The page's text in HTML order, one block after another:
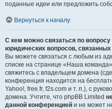
поданные идеи или предложить
Вернуться к началу
С кем можно связаться по вопросу
юридических вопросов,
Вы можете связаться с любым из
списке на странице «Наша
свяжитесь с владельцем домена
конференция находится на
Yahoo!, free.fr, f2s.com и т. п.), с
домена. Учтите, что phpBB Limited
данной конференцией и не может